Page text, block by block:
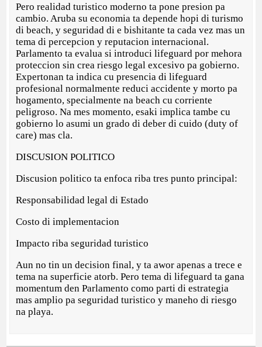
Pero realidad turistico moderno ta pone presion pa
cambio. Aruba su economia ta depende hopi di turismo
di beach, y seguridad di e bishitante ta cada vez mas un
tema di percepcion y reputacion internacional.
Parlamento ta evalua si introduci lifeguard por mehora
proteccion sin crea riesgo legal excesivo pa gobierno.
Expertonan ta indica cu presencia di lifeguard
profesional normalmente reduci accidente y morto pa
hogamento, specialmente na beach cu corriente
peligroso. Na mes momento, esaki implica tambe cu
gobierno lo asumi un grado di deber di cuido (duty of
care) mas cla.
DISCUSION POLITICO
Discusion politico ta enfoca riba tres punto principal:
Responsabilidad legal di Estado
Costo di implementacion
Impacto riba seguridad turistico
Aun no tin un decision final, y ta awor apenas a trece e
tema na superficie atorb. Pero tema di lifeguard ta gana
momentum den Parlamento como parti di estrategia
mas amplio pa seguridad turistico y maneho di riesgo
na playa.